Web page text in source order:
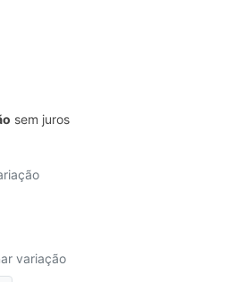
sem juros
variação